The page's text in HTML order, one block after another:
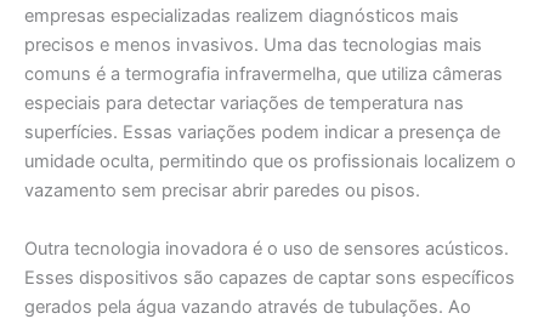
empresas especializadas realizem diagnósticos mais
precisos e menos invasivos. Uma das tecnologias mais
comuns é a termografia infravermelha, que utiliza câmeras
especiais para detectar variações de temperatura nas
superfícies. Essas variações podem indicar a presença de
umidade oculta, permitindo que os profissionais localizem o
vazamento sem precisar abrir paredes ou pisos.
Outra tecnologia inovadora é o uso de sensores acústicos.
Esses dispositivos são capazes de captar sons específicos
gerados pela água vazando através de tubulações. Ao